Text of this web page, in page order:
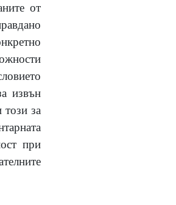
от
извън
този за
при